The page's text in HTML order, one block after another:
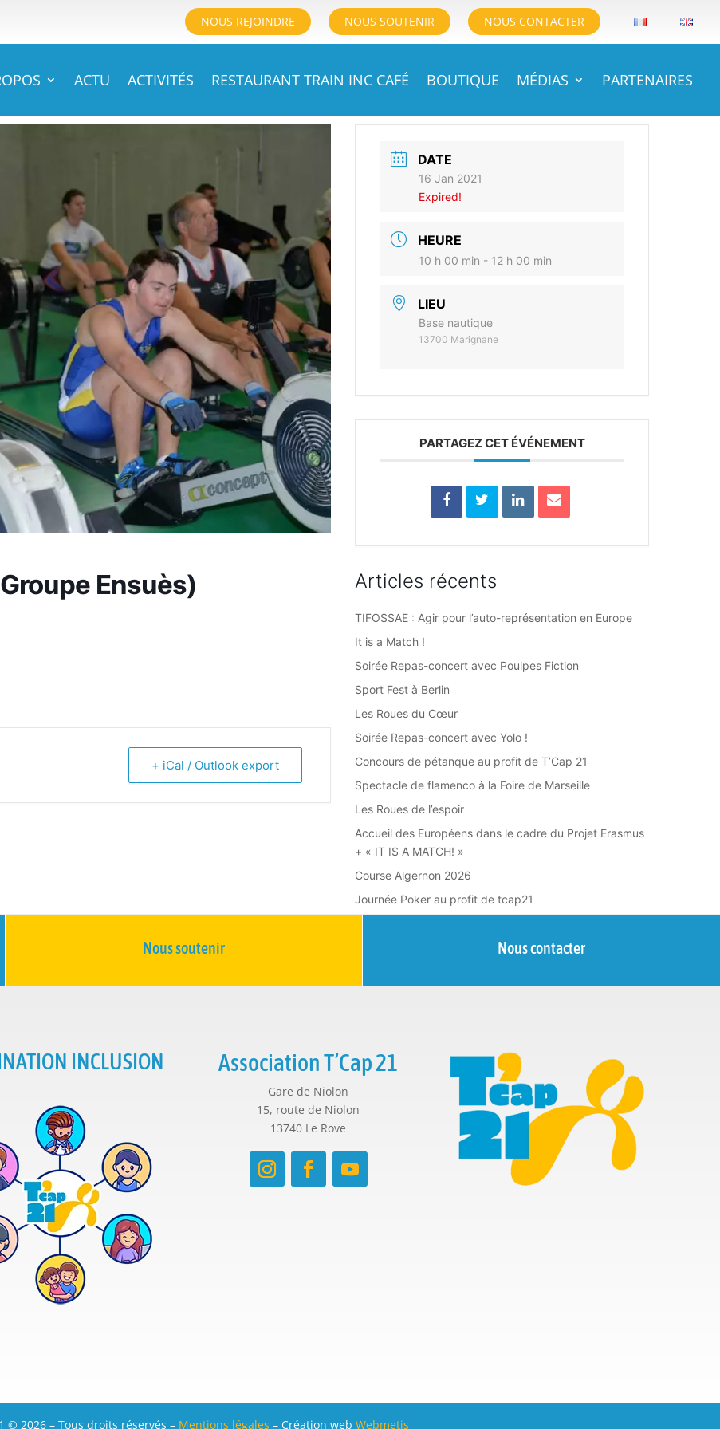
NOUS REJOINDRE NOUS SOUTENIR NOUS CONTACTER
ACTU ACTIVITÉS RESTAURANT TRAIN INC CAFÉ BOUTIQUE MÉDIAS PARTENAIRES
Ensuès)
+ iCal / Outlook export
DATE
16 Jan 2021
Expired!
HEURE
10 h 00 min - 12 h 00 min
LIEU
Base nautique
13700 Marignane
PARTAGEZ CET ÉVÉNEMENT
Articles récents
TIFOSSAE : Agir pour l’auto-représentation en Europe
It is a Match !
Soirée Repas-concert avec Poulpes Fiction
Sport Fest à Berlin
Les Roues du Cœur
Soirée Repas-concert avec Yolo !
Concours de pétanque au profit de T’Cap 21
Spectacle de flamenco à la Foire de Marseille
Les Roues de l’espoir
Accueil des Européens dans le cadre du Projet Erasmus
+ « IT IS A MATCH! »
Course Algernon 2026
Journée Poker au profit de tcap21
Nous soutenir Nous contacter
INCLUSION Association T’Cap 21
Gare de Niolon
15, route de Niolon
13740 Le Rove
© 2026 – Tous droits réservés – Mentions légales – Création web Webmetis